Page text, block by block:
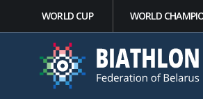
WORLD CUP WORLD